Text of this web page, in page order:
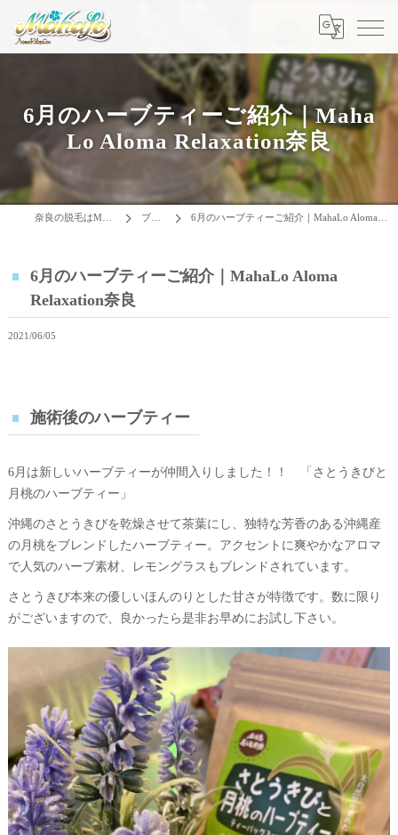
6月のハーブティーご紹介｜Maha
Lo Aloma Relaxation奈良
奈良の脱毛はMAHALO ブログ 6月のハーブティーご紹介｜MahaLo Aloma Relaxation奈良
6月のハーブティーご紹介｜MahaLo Aloma
Relaxation奈良
2021/06/05
施術後のハーブティー
6月は新しいハーブティーが仲間入りしました！！ 「さとうきびと
月桃のハーブティー」
沖縄のさとうきびを乾燥させて茶葉にし、独特な芳香のある沖縄産
の月桃をブレンドしたハーブティー。アクセントに爽やかなアロマ
で人気のハーブ素材、レモングラスもブレンドされています。
さとうきび本来の優しいほんのりとした甘さが特徴です。数に限り
がございますので、良かったら是非お早めにお試し下さい。